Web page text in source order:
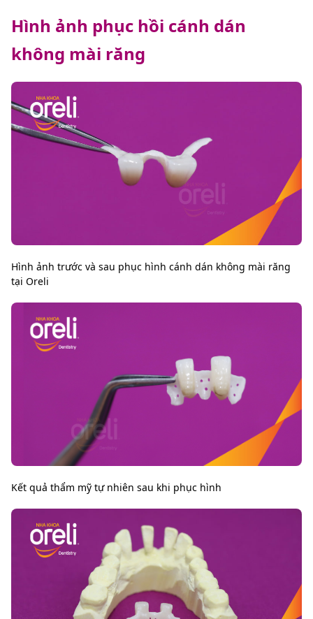
Hình ảnh phục hồi cánh dán
không mài răng
Hình ảnh trước và sau phục hình cánh dán không mài răng
tại Oreli
Kết quả thẩm mỹ tự nhiên sau khi phục hình